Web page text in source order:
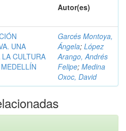
Autor(es)
UNA
CULTURA
Garcés Montoya,
Ángela; López
Arango, Andrés
Felipe; Medina
Oxoc, David